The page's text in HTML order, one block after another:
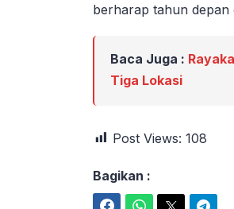
berharap tahun depan
Baca Juga :
Tiga Lokasi
Post Views: 108
Bagikan :